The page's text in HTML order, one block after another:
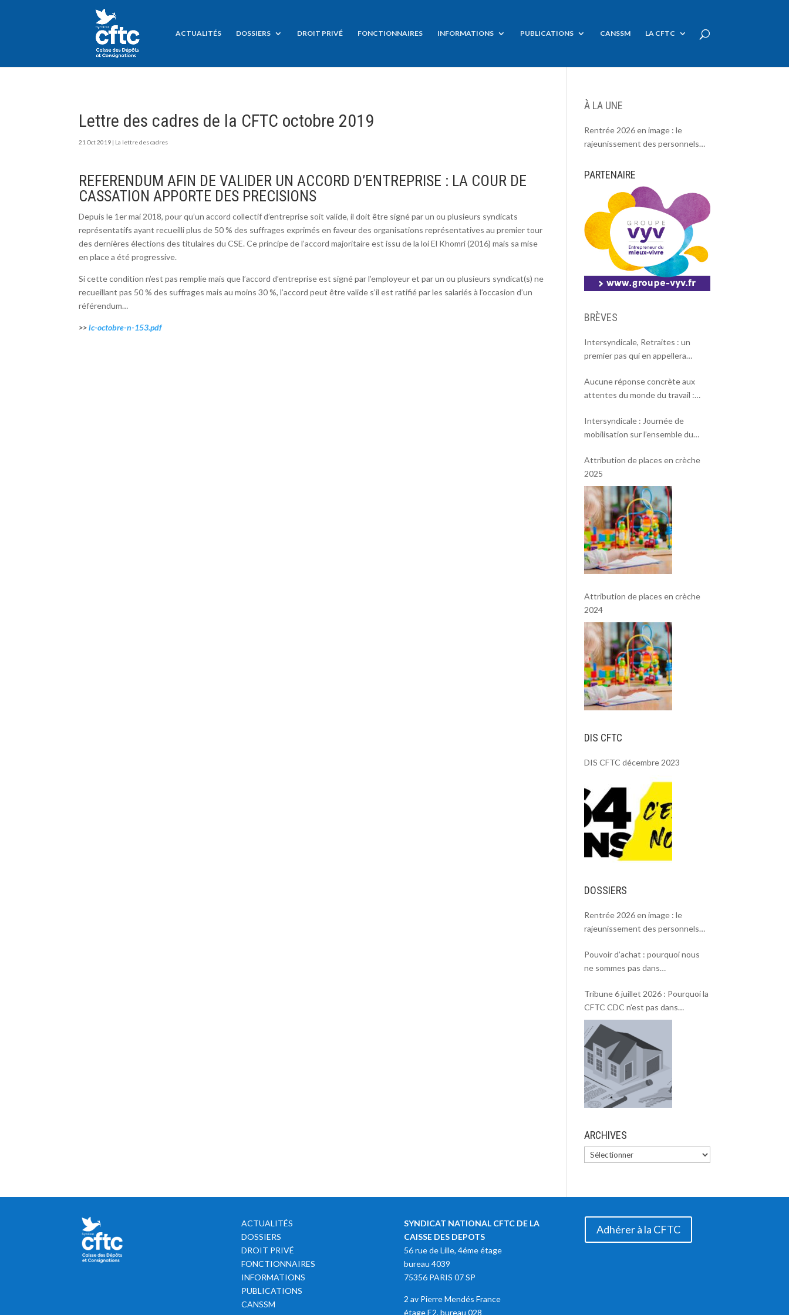
ACTUALITÉS DOSSIERS DROIT PRIVÉ FONCTIONNAIRES INFORMATIONS PUBLICATIONS CANSSM LA CFTC
Lettre des cadres de la CFTC octobre 2019
21 Oct 2019 | La lettre des cadres
REFERENDUM AFIN DE VALIDER UN ACCORD D’ENTREPRISE : LA COUR DE
CASSATION APPORTE DES PRECISIONS
Depuis le 1er mai 2018, pour qu’un accord collectif d’entreprise soit valide, il doit être signé par un ou plusieurs syndicats
représentatifs ayant recueilli plus de 50 % des suffrages exprimés en faveur des organisations représentatives au premier tour
des dernières élections des titulaires du CSE. Ce principe de l’accord majoritaire est issu de la loi El Khomri (2016) mais sa mise
en place a été progressive.
Si cette condition n’est pas remplie mais que l’accord d’entreprise est signé par l’employeur et par un ou plusieurs syndicat(s) ne
recueillant pas 50 % des suffrages mais au moins 30 %, l’accord peut être valide s’il est ratifié par les salariés à l’occasion d’un
référendum…
>>lc-octobre-n-153.pdf
À LA UNE
Rentrée 2026 en image : le
rajeunissement des personnels
PARTENAIRE
BRÈVES
Intersyndicale, Retraites : un
premier pas qui en appellera
Aucune réponse concrète aux
attentes du monde du travail :
mobilisation massive le 2 octobre !
Intersyndicale : Journée de
mobilisation sur l’ensemble du
Attribution de places en crèche
2025
Attribution de places en crèche
2024
DIS CFTC
DIS CFTC décembre 2023
DOSSIERS
Rentrée 2026 en image : le
rajeunissement des personnels
Pouvoir d’achat : pourquoi nous
ne sommes pas dans
Tribune 6 juillet 2026 : Pourquoi la
CFTC CDC n’est pas dans
l’intersyndicale « Pouvoir d’achat »
et Rentrée 2026 .
ARCHIVES
ACTUALITÉS
DOSSIERS
DROIT PRIVÉ
FONCTIONNAIRES
INFORMATIONS
PUBLICATIONS
CANSSM
SYNDICAT NATIONAL CFTC DE LA
CAISSE DES DEPOTS
56 rue de Lille, 4éme étage
bureau 4039
75356 PARIS 07 SP
2 av Pierre Mendés France
étage E2, bureau 028
Adhérer à la CFTC